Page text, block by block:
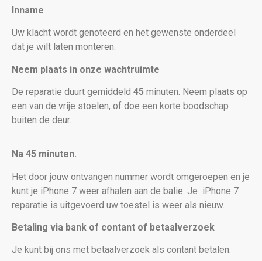
Inname
Uw klacht wordt genoteerd en het gewenste onderdeel
dat je wilt laten monteren.
Neem plaats in onze wachtruimte
De reparatie duurt gemiddeld 45 minuten. Neem plaats op
een van de vrije stoelen, of doe een korte boodschap
buiten de deur.
Na 45 minuten.
Het door jouw ontvangen nummer wordt omgeroepen en je
kunt je iPhone 7 weer afhalen aan de balie. Je iPhone 7
reparatie is uitgevoerd uw toestel is weer als nieuw.
Betaling via bank of contant of betaalverzoek
Je kunt bij ons met betaalverzoek als contant betalen.